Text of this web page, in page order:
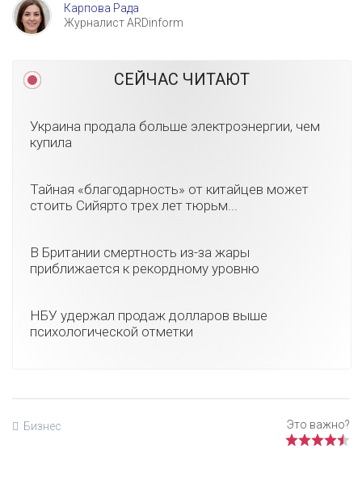
Карпова Рада
Журналист ARDinform
СЕЙЧАС ЧИТАЮТ
Украина продала больше электроэнергии, чем
купила
Тайная «благодарность» от китайцев может
стоить Сийярто трех лет тюрьм...
В Британии смертность из-за жары
приближается к рекордному уровню
НБУ удержал продаж долларов выше
психологической отметки
Бизнес